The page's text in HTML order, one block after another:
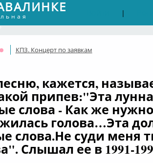
|
Оффлайн
КПЗ. Концерт по заявкам
кажется,
припев:"Эта
слова - Как же
голова…Эта
слова.Не суди меня
Слышал ее в 1991-